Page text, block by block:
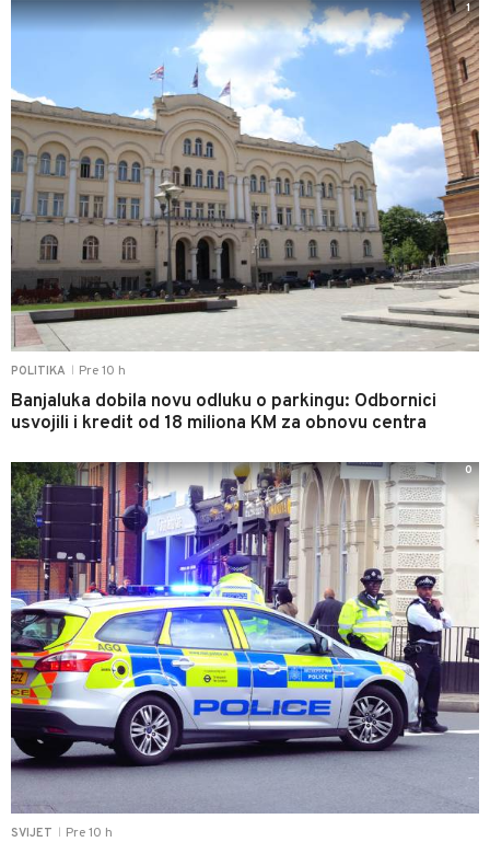
POLITIKA Pre 10 h
Banjaluka dobila novu odluku o parkingu: Odbornici
usvojili i kredit od 18 miliona KM za obnovu centra
1
SVIJET Pre 10 h
0